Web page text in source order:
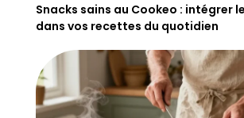
Snacks sains au Cookeo : intégrer
dans vos recettes du quotidien